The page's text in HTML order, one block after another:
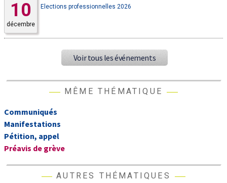
10
décembre
Elections professionnelles 2026
Voir tous les événements
MÊME THÉMATIQUE
Communiqués
Manifestations
Pétition, appel
Préavis de grève
AUTRES THÉMATIQUES